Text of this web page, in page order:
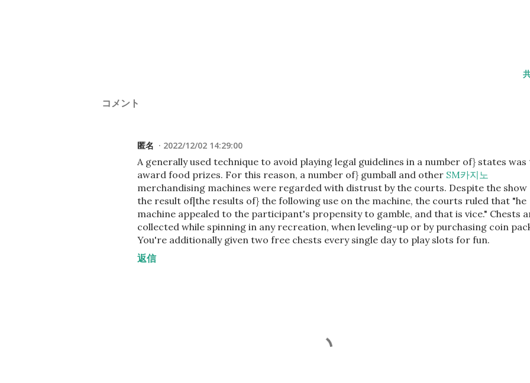
コメント
匿名 2022/12/02 14:29:00
A generally used technique to avoid playing legal guidelines in a number of} states was
award food prizes. For this reason, a number of} gumball and other SM카지노
merchandising machines were regarded with distrust by the courts. Despite the show
the result of|the results of} the following use on the machine, the courts ruled that "he
machine appealed to the participant's propensity to gamble, and that is vice." Chests
collected while spinning in any recreation, when leveling-up or by purchasing coin
You're additionally given two free chests every single day to play slots for fun.
返信